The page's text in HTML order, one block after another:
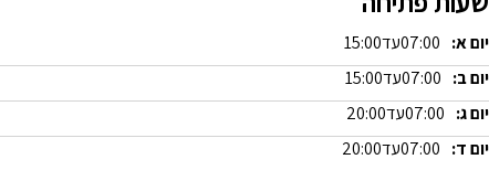
יום א: 07:00עד15:00
יום ב: 07:00עד15:00
יום ג: 07:00עד20:00
יום ד: 07:00עד20:00